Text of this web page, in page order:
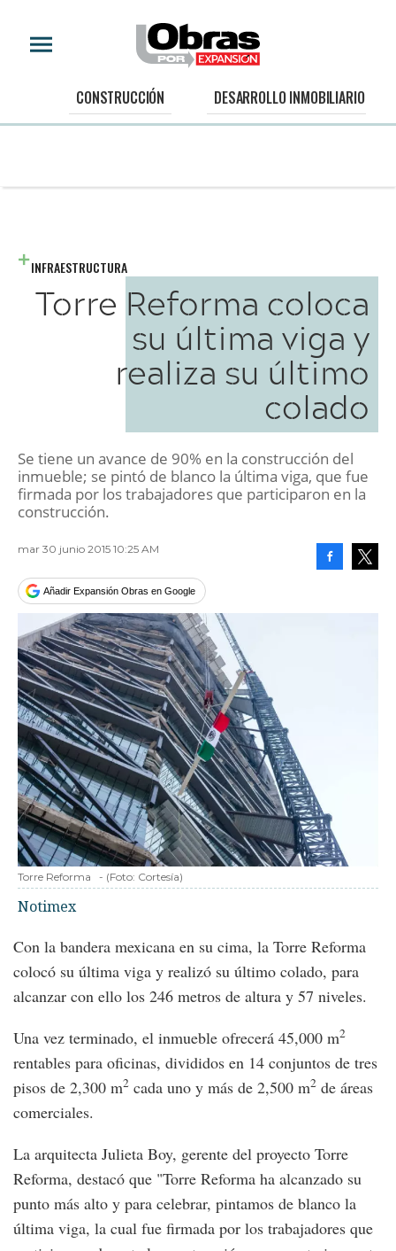
CONSTRUCCIÓN DESARROLLO INMOBILIARIO
INFRAESTRUCTURA
Torre Reforma coloca
su última viga y
realiza su último
colado
Se tiene un avance de 90% en la construcción del
inmueble; se pintó de blanco la última viga, que fue
firmada por los trabajadores que participaron en la
construcción.
mar 30 junio 2015 10:25 AM
Añadir Expansión Obras en Google
Torre Reforma - (Foto: Cortesía)
Notimex
Con la bandera mexicana en su cima, la Torre Reforma
colocó su última viga y realizó su último colado, para
alcanzar con ello los 246 metros de altura y 57 niveles.
Una vez terminado, el inmueble ofrecerá 45,000 m2
rentables para oficinas, divididos en 14 conjuntos de tres
pisos de 2,300 m2 cada uno y más de 2,500 m2 de áreas
comerciales.
La arquitecta Julieta Boy, gerente del proyecto Torre
Reforma, destacó que "Torre Reforma ha alcanzado su
punto más alto y para celebrar, pintamos de blanco la
última viga, la cual fue firmada por los trabajadores que